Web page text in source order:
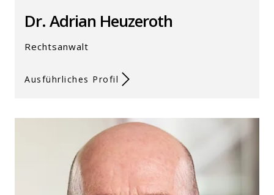
Dr. Adrian Heuzeroth
Rechtsanwalt
Ausführliches Profil